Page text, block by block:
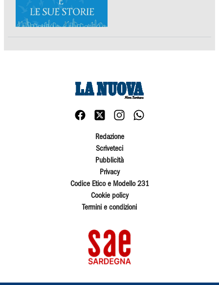
Redazione
Scriveteci
Pubblicità
Privacy
Codice Etico e Modello 231
Cookie policy
Termini e condizioni